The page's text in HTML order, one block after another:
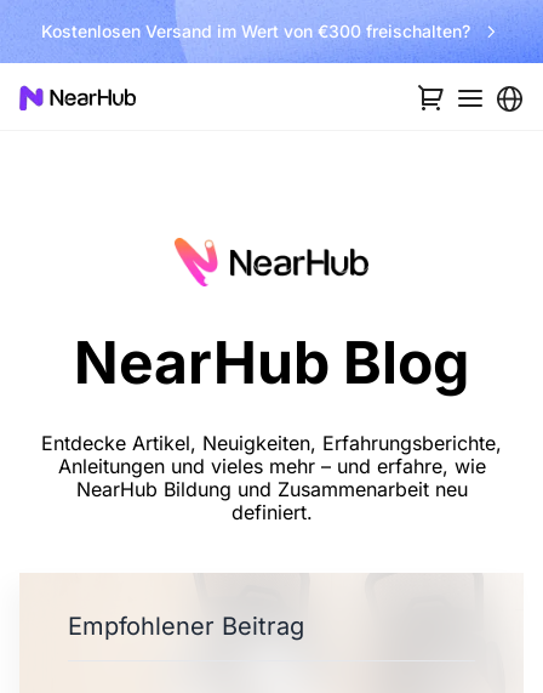
Kostenlosen Versand im Wert von €300 freischalten?
NearHub Blog
Entdecke Artikel, Neuigkeiten, Erfahrungsberichte,
Anleitungen und vieles mehr – und erfahre, wie
NearHub Bildung und Zusammenarbeit neu
definiert.
Empfohlener Beitrag